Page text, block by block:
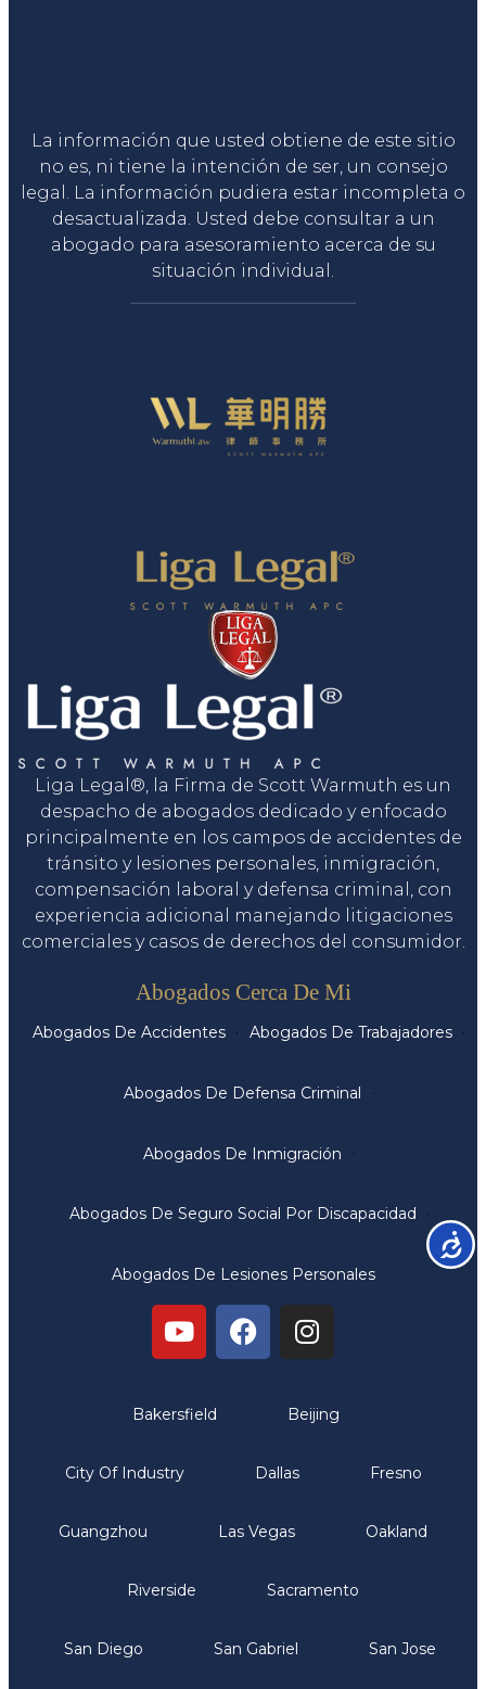
La información que usted obtiene de este sitio
no es, ni tiene la intención de ser, un consejo
legal. La información pudiera estar incompleta o
desactualizada. Usted debe consultar a un
abogado para asesoramiento acerca de su
situación individual.
Liga Legal®, la Firma de Scott Warmuth es un
despacho de abogados dedicado y enfocado
principalmente en los campos de accidentes de
tránsito y lesiones personales, inmigración,
compensación laboral y defensa criminal, con
experiencia adicional manejando litigaciones
comerciales y casos de derechos del consumidor.
Abogados Cerca De Mi
Abogados De Accidentes Abogados De Trabajadores
Abogados De Defensa Criminal
Abogados De Inmigración
Abogados De Seguro Social Por Discapacidad
Abogados De Lesiones Personales
Bakersfield Beijing
City Of Industry Dallas Fresno
Guangzhou Las Vegas Oakland
Riverside Sacramento
San Diego San Gabriel San Jose